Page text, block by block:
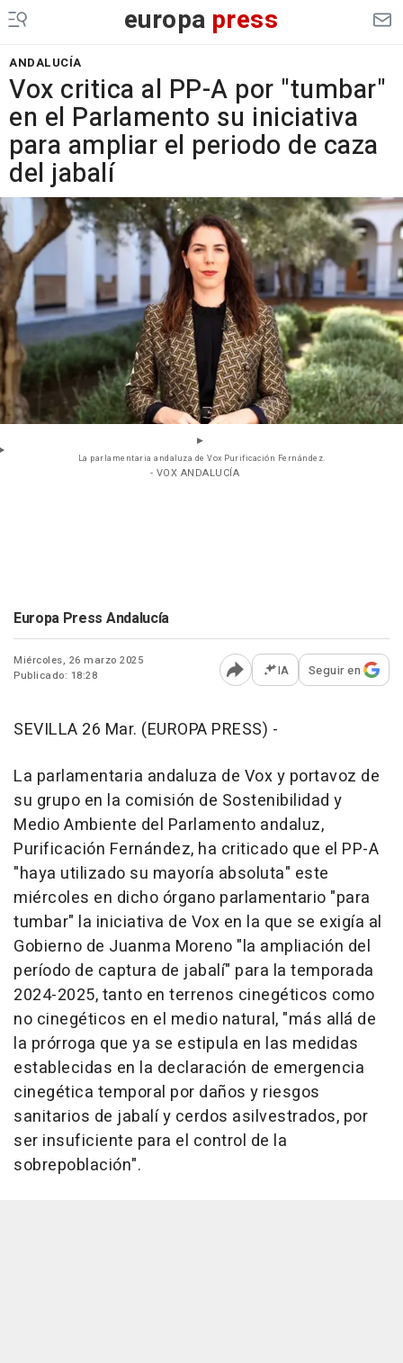
europa press
ANDALUCÍA
Vox critica al PP-A por "tumbar"
en el Parlamento su iniciativa
para ampliar el periodo de caza
del jabalí
La parlamentaria andaluza de Vox Purificación Fernández.
- VOX ANDALUCÍA
Europa Press Andalucía
Miércoles, 26 marzo 2025
Publicado: 18:28
Abrir opciones para
IA Seguir en
SEVILLA 26 Mar. (EUROPA PRESS) -
La parlamentaria andaluza de Vox y portavoz de
su grupo en la comisión de Sostenibilidad y
Medio Ambiente del Parlamento andaluz,
Purificación Fernández, ha criticado que el PP-A
"haya utilizado su mayoría absoluta" este
miércoles en dicho órgano parlamentario "para
tumbar" la iniciativa de Vox en la que se exigía al
Gobierno de Juanma Moreno "la ampliación del
período de captura de jabalí" para la temporada
2024-2025, tanto en terrenos cinegéticos como
no cinegéticos en el medio natural, "más allá de
la prórroga que ya se estipula en las medidas
establecidas en la declaración de emergencia
cinegética temporal por daños y riesgos
sanitarios de jabalí y cerdos asilvestrados, por
ser insuficiente para el control de la
sobrepoblación".